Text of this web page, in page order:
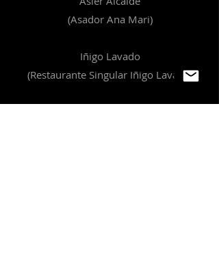
(Asador Ana Mari)
Iñigo Lavado
(Restaurante Singular Iñigo Lavado)